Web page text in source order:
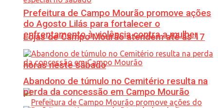
Lojas de Campo Mourão atendem até às 17
horas neste sábado
Prefeitura de Campo Mourão promove ações
do Agosto Lilás para fortalecer o
enfrentamento à violência contra a mulher
Abandono de túmulo no Cemitério resulta na
perda da concessão em Campo Mourão